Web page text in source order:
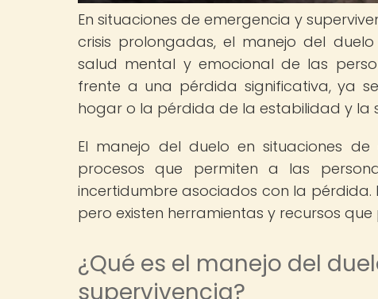
En situaciones de emergencia y
crisis prolongadas, el manejo del
salud mental y emocional de las
frente a una pérdida significativa, ya
hogar o la pérdida de la estabilidad y la
El manejo del duelo en situaciones
procesos que permiten a las
incertidumbre asociados con la
pero existen herramientas y recursos
¿Qué es el manejo del
supervivencia?